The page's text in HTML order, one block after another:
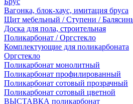
Вагонка, блок-хаус, имитация бруса
Щит мебельный / Ступени /
Доска для пола, строительная
Поликарбонат / Оргстекло
Комплектующие для поликарбоната
Оргстекло
Поликарбонат монолитный
Поликарбонат профилированный
Поликарбонат сотовый прозрачный
Поликарбонат сотовый цветной
ВЫСТАВКА поликарбонат